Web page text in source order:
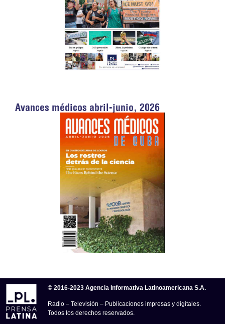
Avances médicos abril-junio, 2026
© 2016-2023 Agencia Informativa Latinoamericana S.A.
Radio – Televisión – Publicaciones impresas y digitales.
Todos los derechos reservados.